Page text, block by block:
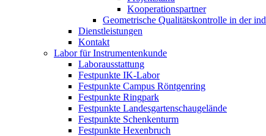
Kooperationspartner
Geometrische Qualitätskontrolle in der
Dienstleistungen
Kontakt
Labor für Instrumentenkunde
Laborausstattung
Festpunkte IK-Labor
Festpunkte Campus Röntgenring
Festpunkte Ringpark
Festpunkte Landesgartenschaugelände
Festpunkte Schenkenturm
Festpunkte Hexenbruch